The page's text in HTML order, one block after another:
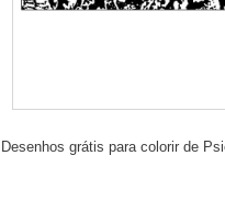
Desenhos grátis para colorir de